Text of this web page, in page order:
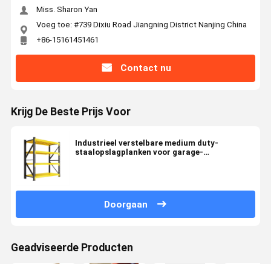
Miss. Sharon Yan
Voeg toe: #739 Dixiu Road Jiangning District Nanjing China
+86-15161451461
Contact nu
Krijg De Beste Prijs Voor
Industrieel verstelbare medium duty-
staalopslagplanken voor garage-
Doorgaan
Geadviseerde Producten